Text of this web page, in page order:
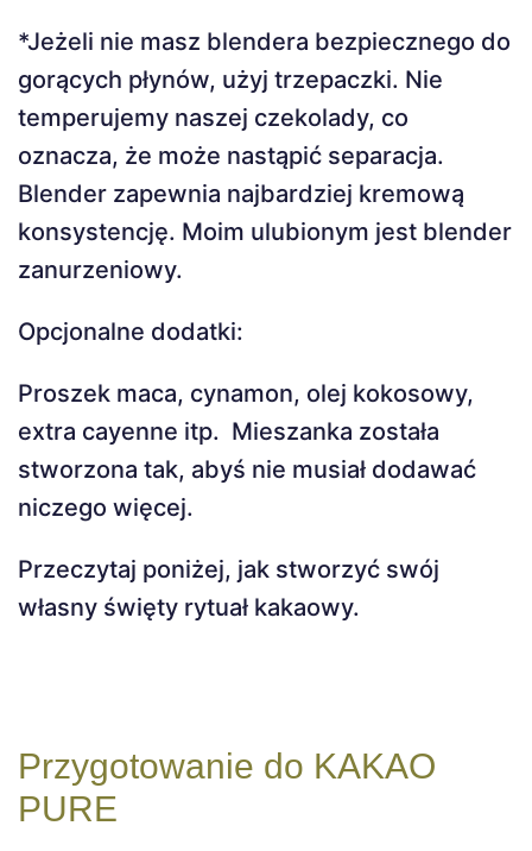
*Jeżeli nie masz blendera bezpiecznego do
gorących płynów, użyj trzepaczki. Nie
temperujemy naszej czekolady, co
oznacza, że ​​może nastąpić separacja.
Blender zapewnia najbardziej kremową
konsystencję. Moim ulubionym jest blender
zanurzeniowy.
Opcjonalne dodatki:
Proszek maca, cynamon, olej kokosowy,
extra cayenne itp. Mieszanka została
stworzona tak, abyś nie musiał dodawać
niczego więcej.
Przeczytaj poniżej, jak stworzyć swój
własny święty rytuał kakaowy.
Przygotowanie do KAKAO
PURE